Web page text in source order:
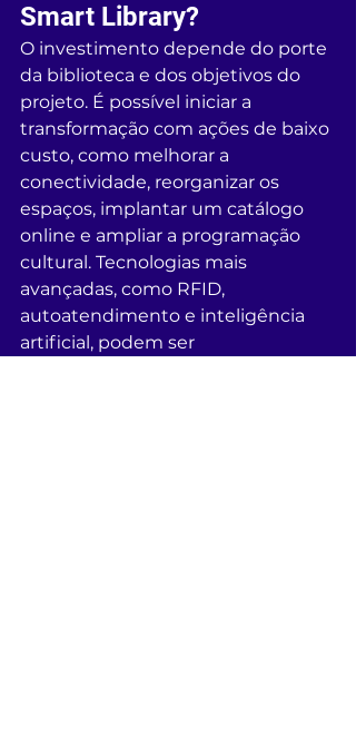
Smart Library?
O investimento depende do porte
da biblioteca e dos objetivos do
projeto. É possível iniciar a
transformação com ações de baixo
custo, como melhorar a
conectividade, reorganizar os
espaços, implantar um catálogo
online e ampliar a programação
cultural. Tecnologias mais
avançadas, como RFID,
autoatendimento e inteligência
artificial, podem ser